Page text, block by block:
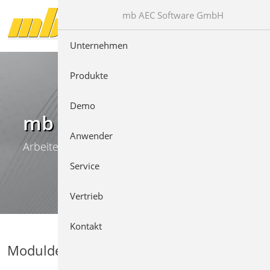
Direkt zur Hauptnavigation springen
Direkt zum Inhalt springen
mb WorkSuite
Arbeiten mit Komfort
Moduldetails
mb AEC Software GmbH
Unternehmen
Produkte
Demo
Anwender
Service
Vertrieb
Kontakt